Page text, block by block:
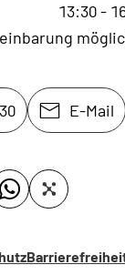
13:30-
E-Mail